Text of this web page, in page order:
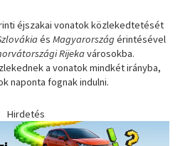
éjszakai vonatok közlekedtetését
ésMagyarországérintésével
Rijekavárosokba.
a vonatok mindkét irányba,
naponta fognak indulni.
Hirdetés